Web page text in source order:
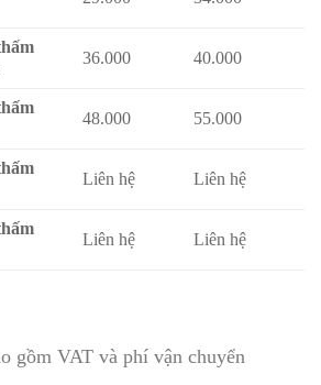
36.000 40.000
48.000 55.000
Liên hệ Liên hệ
Liên hệ Liên hệ
gồm VAT và phí vận chuyển